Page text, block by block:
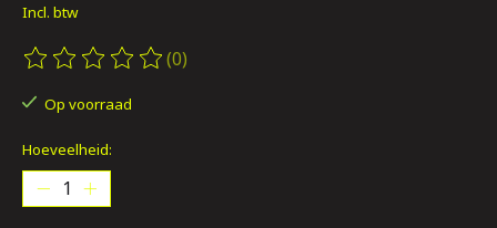
Incl. btw
De beoordeling van dit product is
(0)
Op voorraad
Hoeveelheid: